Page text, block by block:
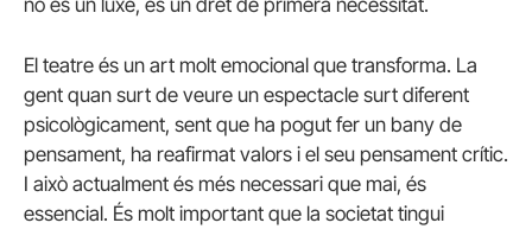
no és un luxe, és un dret de primera necessitat.
El teatre és un art molt emocional que transforma. La
gent quan surt de veure un espectacle surt diferent
psicològicament, sent que ha pogut fer un bany de
pensament, ha reafirmat valors i el seu pensament crític.
I això actualment és més necessari que mai, és
essencial. És molt important que la societat tingui